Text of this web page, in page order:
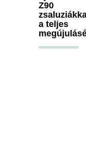
Z90
a teljes